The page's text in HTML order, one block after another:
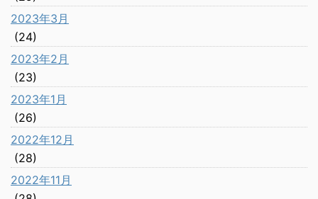
2023年3月
(24)
2023年2月
(23)
2023年1月
(26)
2022年12月
(28)
2022年11月